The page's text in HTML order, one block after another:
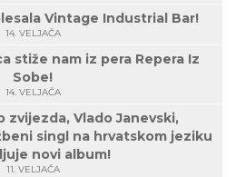
Vintage Industrial Bar!
14. VELJAČA
stiže nam iz pera Repera Iz
Sobe!
14. VELJAČA
zvijezda, Vlado Janevski,
singl na hrvatskom jeziku
novi album!
11. VELJAČA